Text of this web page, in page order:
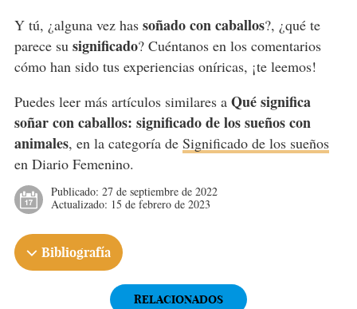
Y tú, ¿alguna vez hassoñado con caballos?, ¿qué te
parece su significado? Cuéntanos en los comentarios
cómo han sido tus experiencias oníricas, ¡te leemos!
Puedes leer más artículos similares a Qué significa
soñar con caballos: significado de los sueños con
animales, en la categoría de Significado de los sueños
en Diario Femenino.
Publicado: 27 de septiembre de 2022
Actualizado: 15 de febrero de 2023
Bibliografía
RELACIONADOS